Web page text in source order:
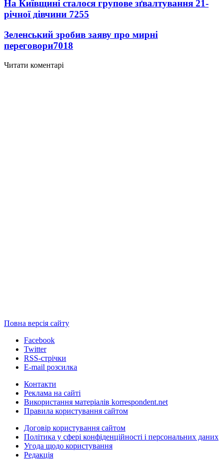
На Київщині сталося групове зґвалтування 21-
річної дівчини 7255
Зеленський зробив заяву про мирні
переговори7018
Читати коментарі
Повна версія сайту
Facebook
Twitter
RSS-стрічки
E-mail розсилка
Контакти
Реклама на сайті
Використання матеріалів korrespondent.net
Правила користування сайтом
Договір користування сайтом
Політика у сфері конфіденційності і персональних даних
Угода щодо користування
Редакція